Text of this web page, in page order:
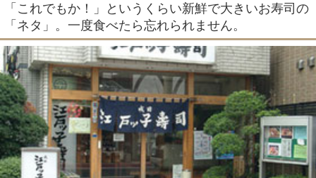
「これでもか！」というくらい新鮮で大きいお寿司の
「ネタ」。一度食べたら忘れられません。